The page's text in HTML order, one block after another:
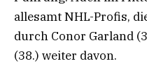
allesamt NHL-Profis,
durch Conor Garland
(38.) weiter davon.